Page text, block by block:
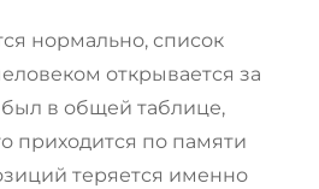
нормально, список
открывается за
в общей таблице,
приходится по памяти
теряется именно